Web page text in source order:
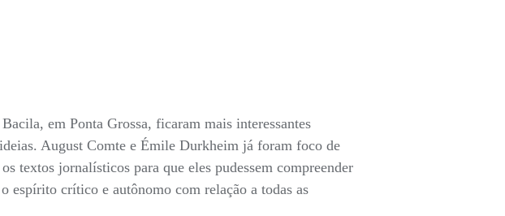
em Ponta Grossa, ficaram mais interessantes
August Comte e Émile Durkheim já foram foco de
textos jornalísticos para que eles pudessem compreender
espírito crítico e autônomo com relação a todas as